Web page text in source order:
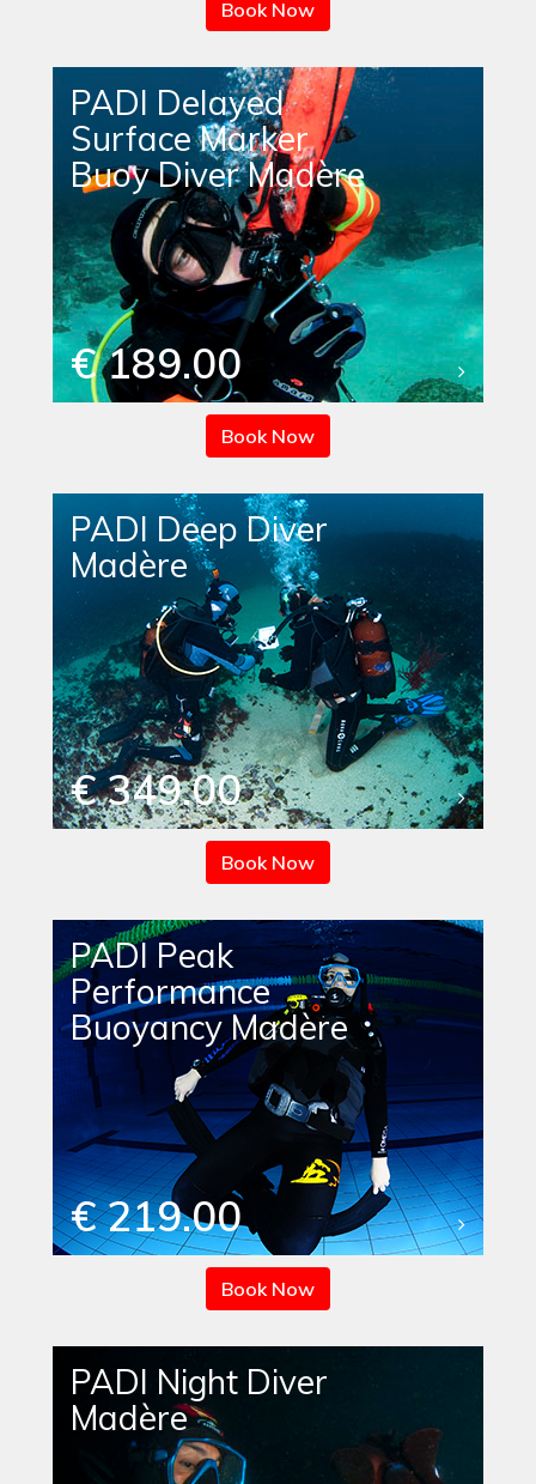
Book Now
PADI Delayed
Surface Marker
Buoy Diver Madère
€ 189.00
Book Now
PADI Deep Diver
Madère
€ 349.00
Book Now
PADI Peak
Performance
Buoyancy Madère
€ 219.00
Book Now
PADI Night Diver
Madère